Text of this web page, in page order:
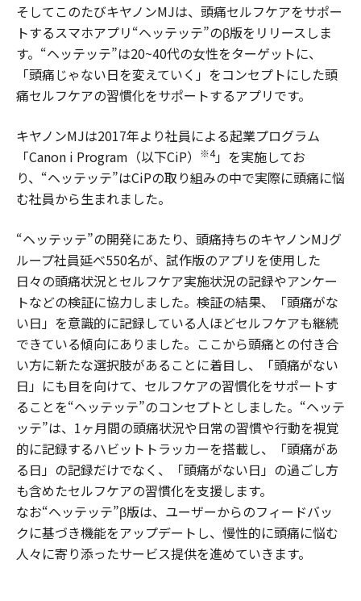
そしてこのたびキヤノンMJは、頭痛セルフケアをサポー
トするスマホアプリ“ヘッテッテ”のβ版をリリースしま
す。“ヘッテッテ”は20~40代の女性をターゲットに、
「頭痛じゃない日を変えていく」をコンセプトにした頭
痛セルフケアの習慣化をサポートするアプリです。
キヤノンMJは2017年より社員による起業プログラム
「Canon i Program（以下CiP）
※4」を実施してお
り、“ヘッテッテ”はCiPの取り組みの中で実際に頭痛に悩
む社員から生まれました。
“ヘッテッテ”の開発にあたり、頭痛持ちのキヤノンMJグ
ループ社員延べ550名が、試作版のアプリを使用した
日々の頭痛状況とセルフケア実施状況の記録やアンケー
トなどの検証に協力しました。検証の結果、「頭痛がな
い日」を意識的に記録している人ほどセルフケアも継続
できている傾向にありました。ここから頭痛との付き合
い方に新たな選択肢があることに着目し、「頭痛がない
日」にも目を向けて、セルフケアの習慣化をサポートす
ることを“ヘッテッテ”のコンセプトとしました。“ヘッテ
ッテ”は、1ヶ月間の頭痛状況や日常の習慣や行動を視覚
的に記録するハビットトラッカーを搭載し、「頭痛があ
る日」の記録だけでなく、「頭痛がない日」の過ごし方
も含めたセルフケアの習慣化を支援します。
なお“ヘッテッテ”β版は、ユーザーからのフィードバッ
クに基づき機能をアップデートし、慢性的に頭痛に悩む
人々に寄り添ったサービス提供を進めていきます。